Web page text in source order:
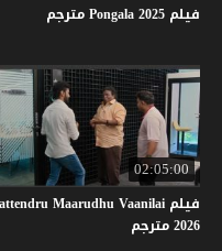
فيلم Pongala2025 مترجم
02:05:00
فيلم Sattendru Maarudhu Vaanilai
2026 مترجم